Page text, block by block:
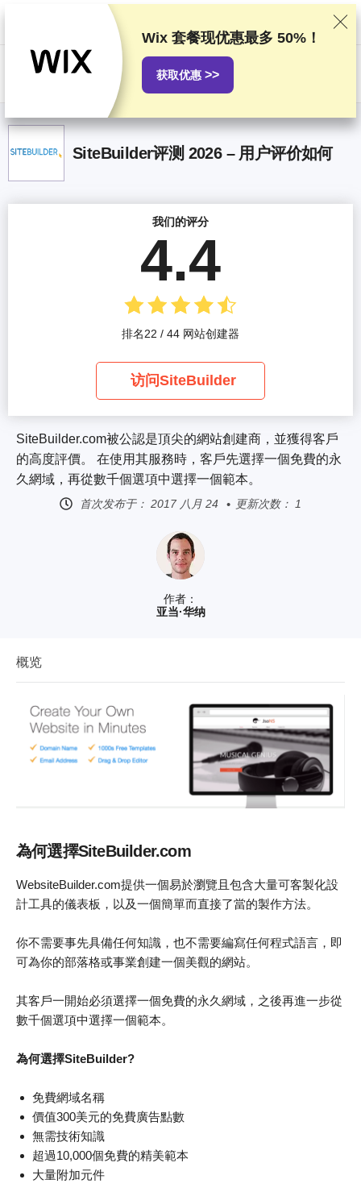
我们基于严格的测试和研究对服务提供商进行排名，同时也会考虑用户反
馈以及我们与提供商之间签订的商业协议。本页面包含联盟链接。
广告披
SiteBuilder评测 2026 – 用户评价如何
作者：
亚当·华纳
SiteBuilder.com被公認是頂尖的網站創建商，並獲得客戶
的高度評價。 在使用其服務時，客戶先選擇一個免費的永
久網域，再從數千個選項中選擇一個範本。
首次发布于： 2017 八月 24 更新次数： 1
我们的评分
4.4
排名22 / 44 网站创建器
访问SiteBuilder
概览
為何選擇SiteBuilder.com
WebsiteBuilder.com提供一個易於瀏覽且包含大量可客製化設
計工具的儀表板，以及一個簡單而直接了當的製作方法。
你不需要事先具備任何知識，也不需要編寫任何程式語言，即
可為你的部落格或事業創建一個美觀的網站。
其客戶一開始必須選擇一個免費的永久網域，之後再進一步從
數千個選項中選擇一個範本。
為何選擇SiteBuilder?
免費網域名稱
價值300美元的免費廣告點數
無需技術知識
超過10,000個免費的精美範本
大量附加元件
Wix 套餐现优惠最多 50% ！
获取优惠 >>